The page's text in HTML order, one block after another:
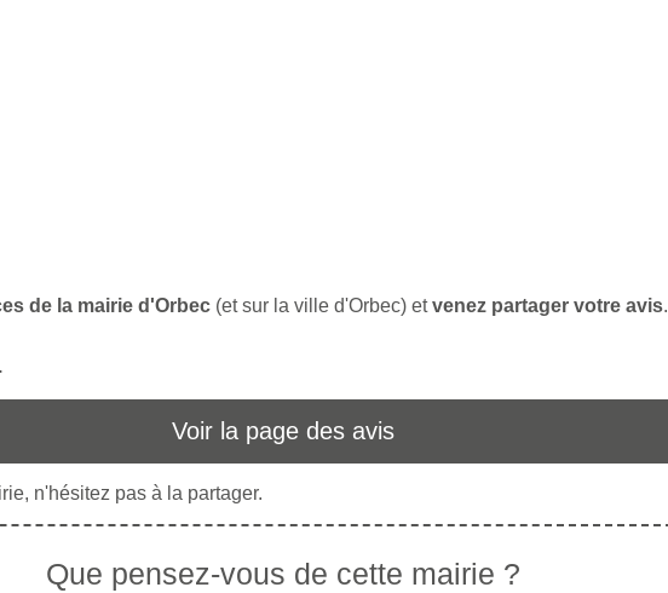
de la mairie d'Orbec (et sur la ville d'Orbec) etvenez partager votre avis.
Voir la page des avis
n'hésitez pas à la partager.
Que pensez-vous de cette mairie ?